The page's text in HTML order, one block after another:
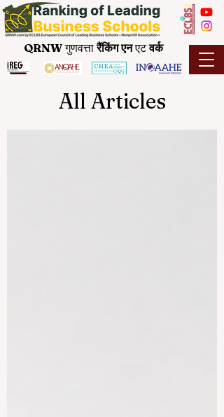
QRNWगुणवत्तारैंकिंग एनएटवर्क
All Articles